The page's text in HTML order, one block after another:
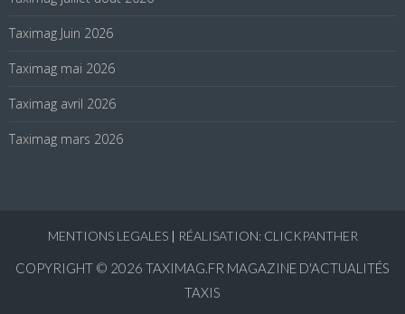
Taximag Juin 2026
Taximag mai 2026
Taximag avril 2026
Taximag mars 2026
MENTIONS LEGALES | RÉALISATION: CLICKPANTHER
COPYRIGHT © 2026 TAXIMAG.FR MAGAZINE D'ACTUALITÉS
TAXIS